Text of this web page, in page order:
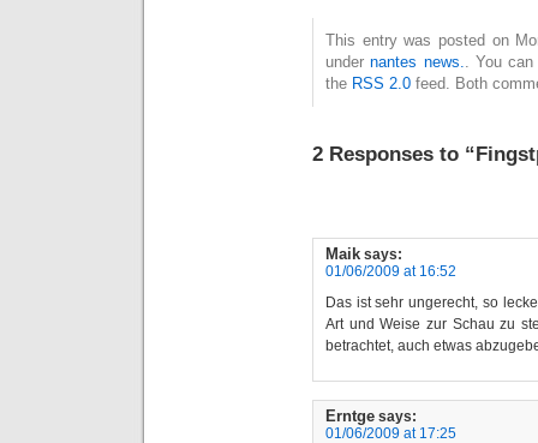
This entry was posted on
undernantes news.
. You
the RSS 2.0 feed. Both
2 Responses to
Maik says:
01/06/2009 at 16:52
Das ist sehr ungerecht, so
Art und Weise zur Schau zu
betrachtet, auch etwas
Erntge says:
01/06/2009 at 17:25